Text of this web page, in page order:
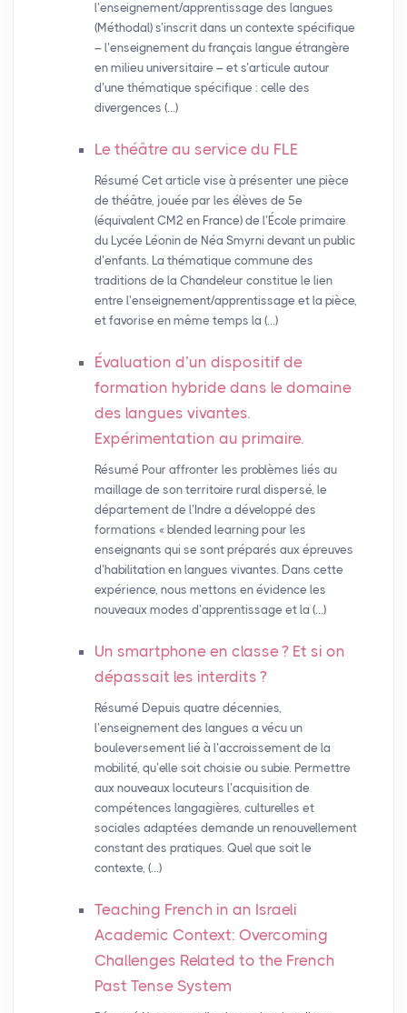
l’enseignement/apprentissage des langues
(Méthodal) s’inscrit dans un contexte spécifique
– l’enseignement du français langue étrangère
en milieu universitaire – et s’articule autour
d’une thématique spécifique : celle des
divergences (…)
Le théâtre au service du FLE
Résumé Cet article vise à présenter une pièce
de théâtre, jouée par les élèves de 5e
(équivalent CM2 en France) de l’École primaire
du Lycée Léonin de Néa Smyrni devant un public
d’enfants. La thématique commune des
traditions de la Chandeleur constitue le lien
entre l’enseignement/apprentissage et la pièce,
et favorise en même temps la (…)
Évaluation d’un dispositif de
formation hybride dans le domaine
des langues vivantes.
Expérimentation au primaire.
Résumé Pour affronter les problèmes liés au
maillage de son territoire rural dispersé, le
département de l’Indre a développé des
formations « blended learning pour les
enseignants qui se sont préparés aux épreuves
d’habilitation en langues vivantes. Dans cette
expérience, nous mettons en évidence les
nouveaux modes d’apprentissage et la (…)
Un smartphone en classe? Et si on
dépassait les interdits ?
Résumé Depuis quatre décennies,
l’enseignement des langues a vécu un
bouleversement lié à l’accroissement de la
mobilité, qu’elle soit choisie ou subie. Permettre
aux nouveaux locuteurs l’acquisition de
compétences langagières, culturelles et
sociales adaptées demande un renouvellement
constant des pratiques. Quel que soit le
contexte, (…)
Teaching French in an Israeli
Academic Context: Overcoming
Challenges Related to the French
Past Tense System